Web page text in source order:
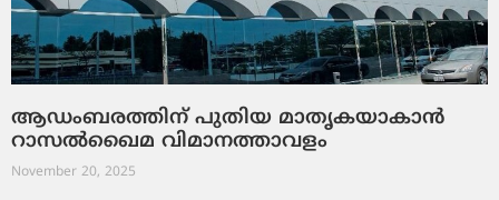
ആഡംബരത്തിന് പുതിയ മാതൃകയാകാൻ
റാസൽഖൈമ വിമാനത്താവളം
November 20, 2025